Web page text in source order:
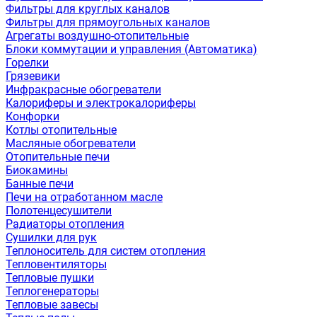
Фильтры для круглых каналов
Фильтры для прямоугольных каналов
Агрегаты воздушно-отопительные
Блоки коммутации и управления (Автоматика)
Горелки
Грязевики
Инфракрасные обогреватели
Калориферы и электрокалориферы
Конфорки
Котлы отопительные
Масляные обогреватели
Отопительные печи
Биокамины
Банные печи
Печи на отработанном масле
Полотенцесушители
Радиаторы отопления
Сушилки для рук
Теплоноситель для систем отопления
Тепловентиляторы
Тепловые пушки
Теплогенераторы
Тепловые завесы